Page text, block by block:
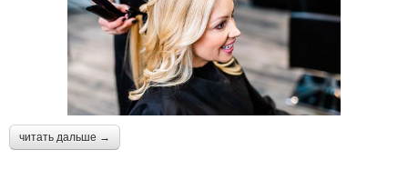
читать дальше →